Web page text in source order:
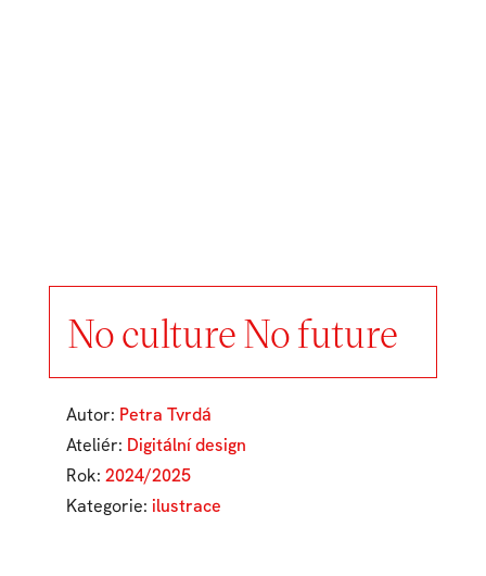
No culture No future
Autor: Petra Tvrdá
Ateliér: Digitální design
Rok: 2024/2025
Kategorie: ilustrace